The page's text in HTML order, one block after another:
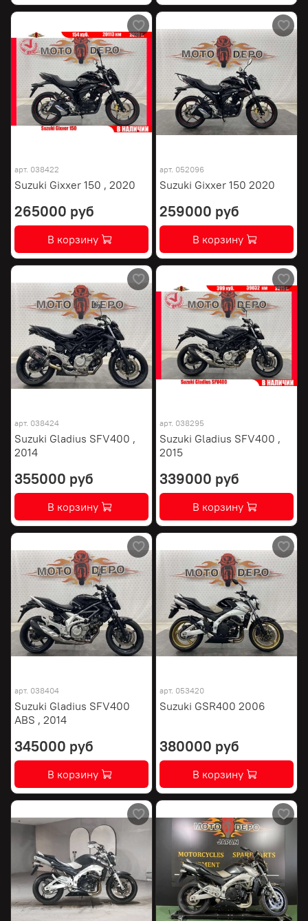
арт. 038422
Suzuki Gixxer 150 , 2020
265000 руб
В корзину
арт. 052096
Suzuki Gixxer 150 2020
259000 руб
В корзину
арт. 038424
Suzuki Gladius SFV400 ,
2014
355000 руб
В корзину
арт. 038295
Suzuki Gladius SFV400 ,
2015
339000 руб
В корзину
арт. 038404
Suzuki Gladius SFV400
ABS , 2014
345000 руб
В корзину
арт. 053420
Suzuki GSR400 2006
380000 руб
В корзину